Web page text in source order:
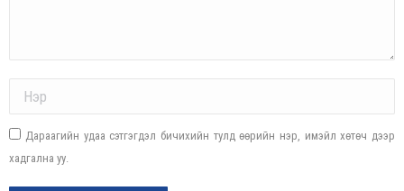
Дараагийн удаа сэтгэгдэл бичихийн тулд өөрийн нэр, имэйл хөтөч дээр
хадгална уу.